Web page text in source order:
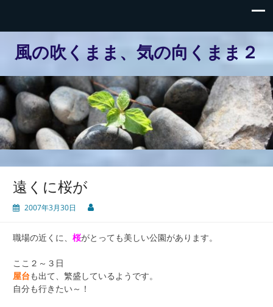
風の吹くまま、気の向くまま２
遠くに桜が
2007年3月30日
職場の近くに、 桜がとっても美しい公園があります。
ここ２～３日
屋台も出て、繁盛しているようです。
自分も行きたい～！